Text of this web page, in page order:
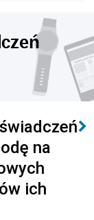
na
ich